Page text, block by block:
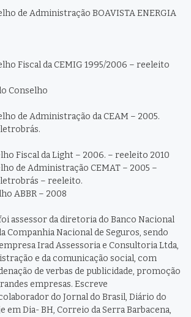
de Administração BOAVISTA ENERGIA
Fiscal da CEMIG 1995/2006 – reeleito
Conselho
de Administração da CEAM – 2005.
Fiscal da Light – 2006. – reeleito 2010
de Administração CEMAT – 2005 –
– reeleito.
ABBR – 2008
assessor da diretoria do Banco Nacional
Companhia Nacional de Seguros, sendo
Irad Assessoria e Consultoria Ltda,
e da comunicação social, com
de verbas de publicidade, promoção
empresas. Escreve
do Jornal do Brasil, Diário do
em Dia- BH, Correio da Serra Barbacena,